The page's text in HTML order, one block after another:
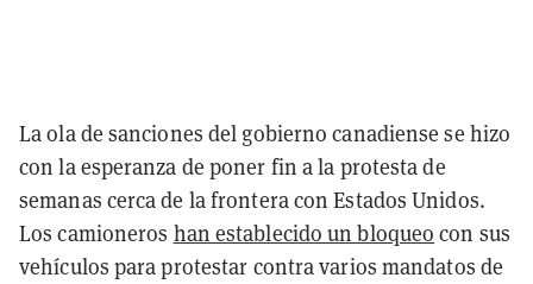
La ola de sanciones del gobierno canadiense se hizo
con la esperanza de poner fin a la protesta de
semanas cerca de la frontera con Estados Unidos.
Los camioneros han establecido un bloqueo con sus
vehículos para protestar contra varios mandatos de